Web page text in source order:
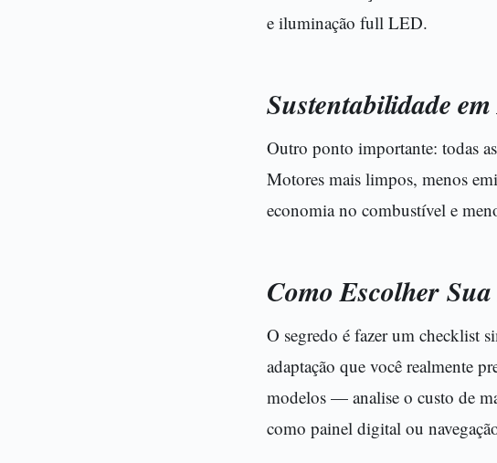
e iluminação full LED.
Sustentabilidade
Outro ponto importante: todas
Motores mais limpos, menos
economia no combustível e
Como Escolher
O segredo é fazer um checklist
adaptação que você realmente
modelos — analise o custo de
como painel digital ou